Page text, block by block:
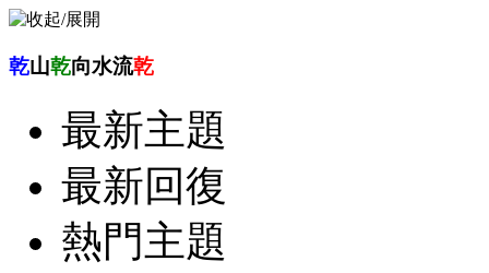
乾山乾向水流乾
最新主題
最新回復
熱門主題